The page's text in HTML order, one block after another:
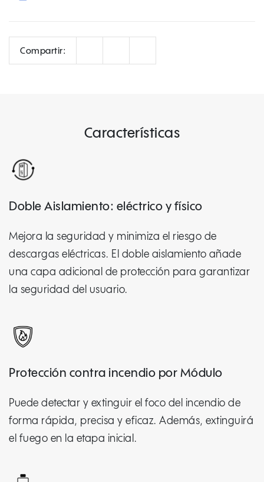
Compartir:
Características
Doble Aislamiento: eléctrico y físico
Mejora la seguridad y minimiza el riesgo de
descargas eléctricas. El doble aislamiento añade
una capa adicional de protección para garantizar
la seguridad del usuario.
Protección contra incendio por Módulo
Puede detectar y extinguir el foco del incendio de
forma rápida, precisa y eficaz. Además, extinguirá
el fuego en la etapa inicial.